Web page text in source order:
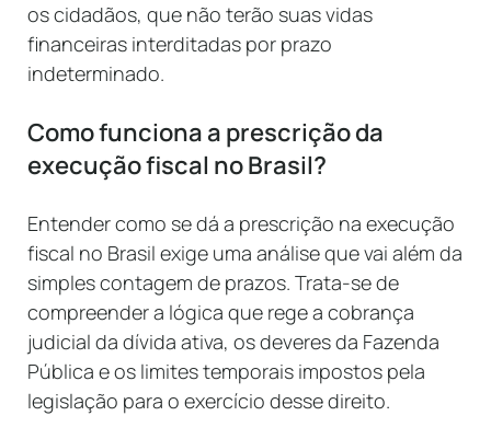
os cidadãos, que não terão suas vidas
financeiras interditadas por prazo
indeterminado.
Como funciona a prescrição da
execução fiscal no Brasil?
Entender como se dá a prescrição na execução
fiscal no Brasil exige uma análise que vai além da
simples contagem de prazos. Trata-se de
compreender a lógica que rege a cobrança
judicial da dívida ativa, os deveres da Fazenda
Pública e os limites temporais impostos pela
legislação para o exercício desse direito.